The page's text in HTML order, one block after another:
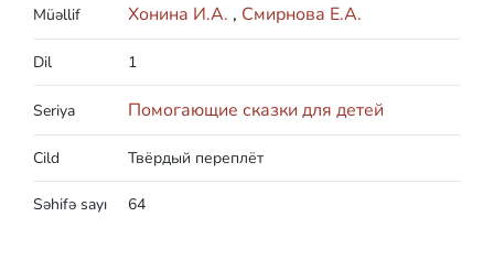
Müəllif Хонина И.А. , Смирнова Е.А.
Dil 1
Seriya Помогающие сказки для детей
Cild Твёрдый переплёт
Səhifə sayı 64